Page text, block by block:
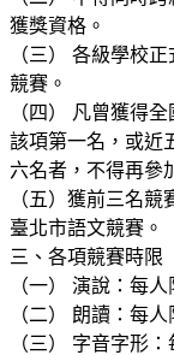
獲獎資格。
（三） 各級學校
競賽。
（四） 凡曾獲得
該項第一名，或近
六名者，不得再參
（五）獲前三名
臺北市語文競賽。
三、各項競賽時限
（一） 演說：每人
（二） 朗讀：每人
（三） 字音字形